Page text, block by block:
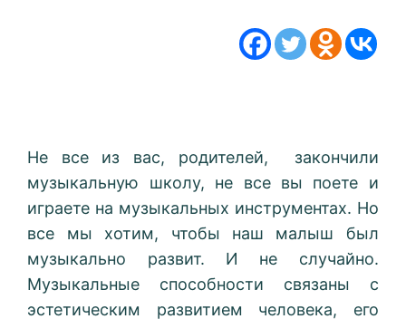
Не все из вас, родителей, закончили
музыкальную школу, не все вы поете и
играете на музыкальных инструментах. Но
все мы хотим, чтобы наш малыш был
музыкально развит. И не случайно.
Музыкальные способности связаны с
эстетическим развитием человека, его